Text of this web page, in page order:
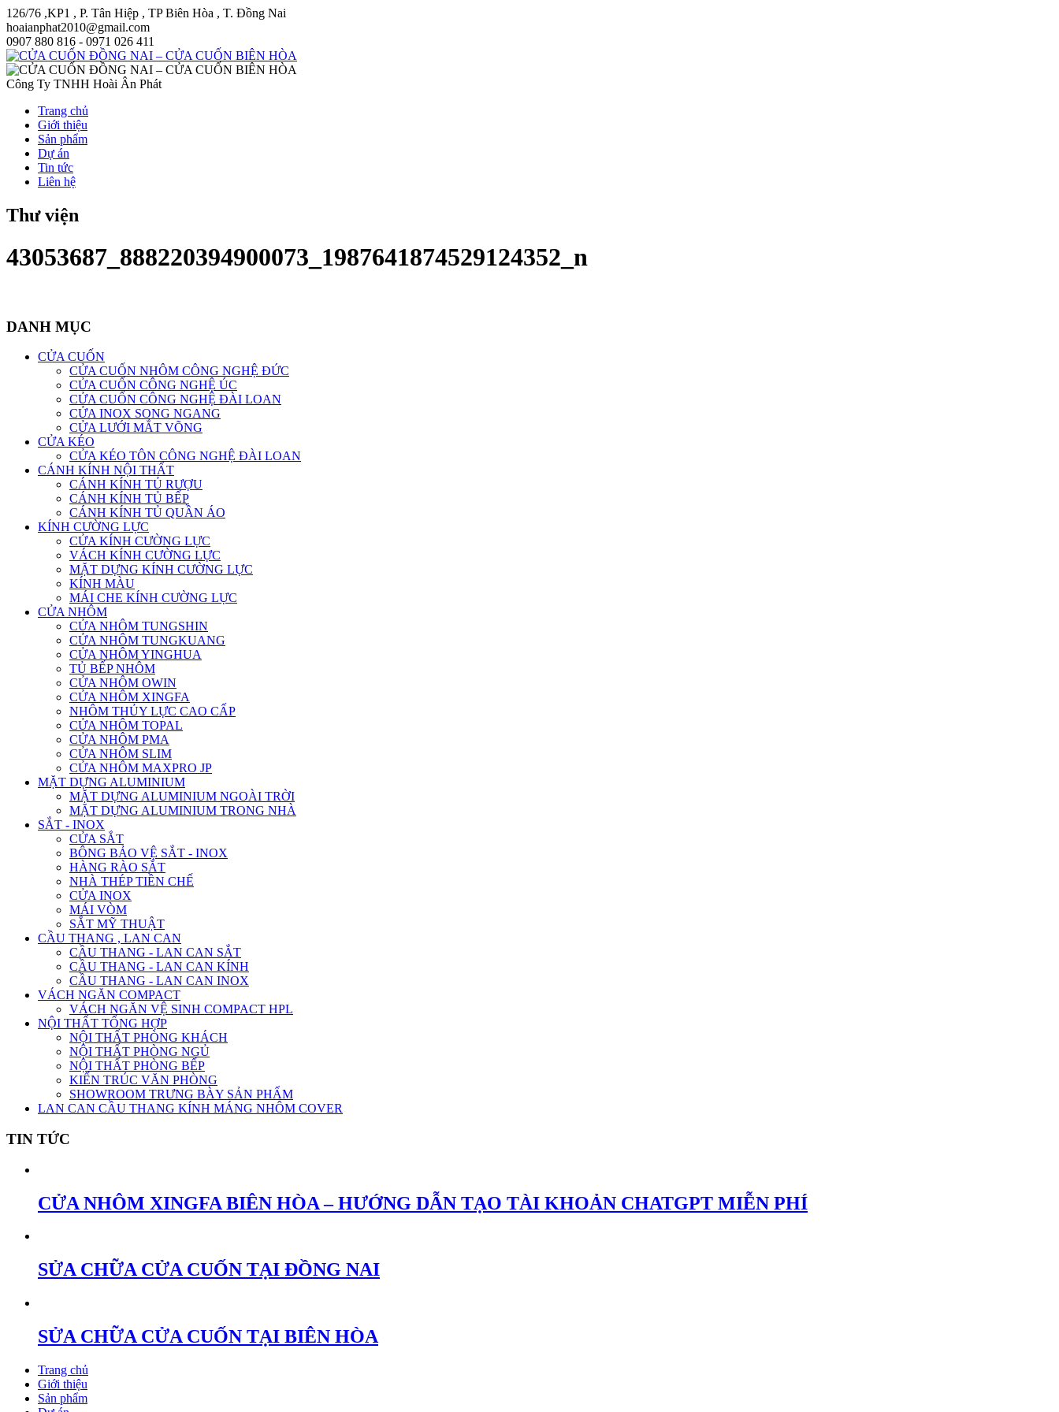
126/76 ,KP1 , P. Tân Hiệp , TP Biên Hòa , T. Đồng Nai
hoaianphat2010@gmail.com
0907 880 816 - 0971 026 411
Công Ty TNHH Hoài Ân Phát
Trang chủ
Giới thiệu
Sản phẩm
Dự án
Tin tức
Liên hệ
Thư viện
43053687_888220394900073_1987641874529124352_n
DANH MỤC
CỬA CUỐN
CỬA CUỐN NHÔM CÔNG NGHỆ ĐỨC
CỬA CUỐN CÔNG NGHỆ ÚC
CỬA CUỐN CÔNG NGHỆ ĐÀI LOAN
CỬA INOX SONG NGANG
CỬA LƯỚI MẮT VÕNG
CỬA KÉO
CỬA KÉO TÔN CÔNG NGHỆ ĐÀI LOAN
CÁNH KÍNH NỘI THẤT
CÁNH KÍNH TỦ RƯỢU
CÁNH KÍNH TỦ BẾP
CÁNH KÍNH TỦ QUẦN ÁO
KÍNH CƯỜNG LỰC
CỬA KÍNH CƯỜNG LỰC
VÁCH KÍNH CƯỜNG LỰC
MẶT DỰNG KÍNH CƯỜNG LỰC
KÍNH MÀU
MÁI CHE KÍNH CƯỜNG LỰC
CỬA NHÔM
CỬA NHÔM TUNGSHIN
CỬA NHÔM TUNGKUANG
CỬA NHÔM YINGHUA
TỦ BẾP NHÔM
CỬA NHÔM OWIN
CỬA NHÔM XINGFA
NHÔM THỦY LỰC CAO CẤP
CỬA NHÔM TOPAL
CỬA NHÔM PMA
CỬA NHÔM SLIM
CỬA NHÔM MAXPRO JP
MẶT DỰNG ALUMINIUM
MẶT DỰNG ALUMINIUM NGOÀI TRỜI
MẶT DỰNG ALUMINIUM TRONG NHÀ
SẮT - INOX
CỬA SẮT
BÔNG BẢO VỆ SẮT - INOX
HÀNG RÀO SẮT
NHÀ THÉP TIỀN CHẾ
CỬA INOX
MÁI VÒM
SẮT MỸ THUẬT
CẦU THANG , LAN CAN
CẦU THANG - LAN CAN SẮT
CẦU THANG - LAN CAN KÍNH
CẦU THANG - LAN CAN INOX
VÁCH NGĂN COMPACT
VÁCH NGĂN VỆ SINH COMPACT HPL
NỘI THẤT TỔNG HỢP
NỘI THẤT PHÒNG KHÁCH
NỘI THẤT PHÒNG NGỦ
NỘI THẤT PHÒNG BẾP
KIẾN TRÚC VĂN PHÒNG
SHOWROOM TRƯNG BÀY SẢN PHẨM
LAN CAN CẦU THANG KÍNH MÁNG NHÔM COVER
TIN TỨC
CỬA NHÔM XINGFA BIÊN HÒA – HƯỚNG DẪN TẠO TÀI KHOẢN CHATGPT MIỄN PHÍ
SỬA CHỮA CỬA CUỐN TẠI ĐỒNG NAI
SỬA CHỮA CỬA CUỐN TẠI BIÊN HÒA
Trang chủ
Giới thiệu
Sản phẩm